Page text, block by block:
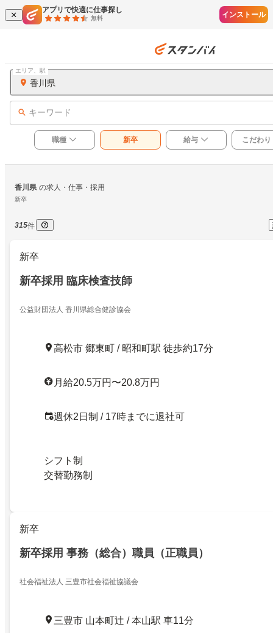
アプリで快適に仕事探し
無料 インストール
香川県
エリア、駅
キーワード
職種 新卒 給与 こだわり
香川県 の求人・仕事・採用
新卒
315件
新卒
新卒採用 臨床検査技師
公益財団法人 香川県総合健診協会
高松市 郷東町 / 昭和町駅 徒歩約17分
月給20.5万円〜20.8万円
週休2日制 / 17時までに退社可
シフト制
交替勤務制
新卒
新卒採用 事務（総合）職員（正職員）
社会福祉法人 三豊市社会福祉協議会
三豊市 山本町辻 / 本山駅 車11分